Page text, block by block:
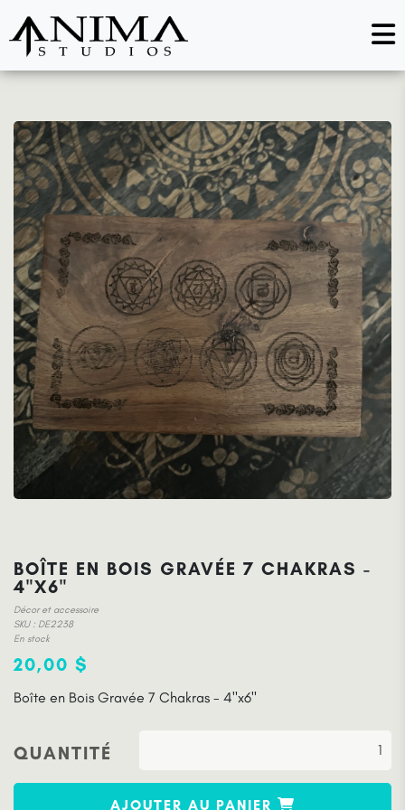
BOÎTE EN BOIS GRAVÉE 7 CHAKRAS -
4"X6"
Décor et accessoire
SKU : DE2238
En stock
20,00 $
Boîte en Bois Gravée 7 Chakras - 4"x6"
QUANTITÉ
AJOUTER AU PANIER